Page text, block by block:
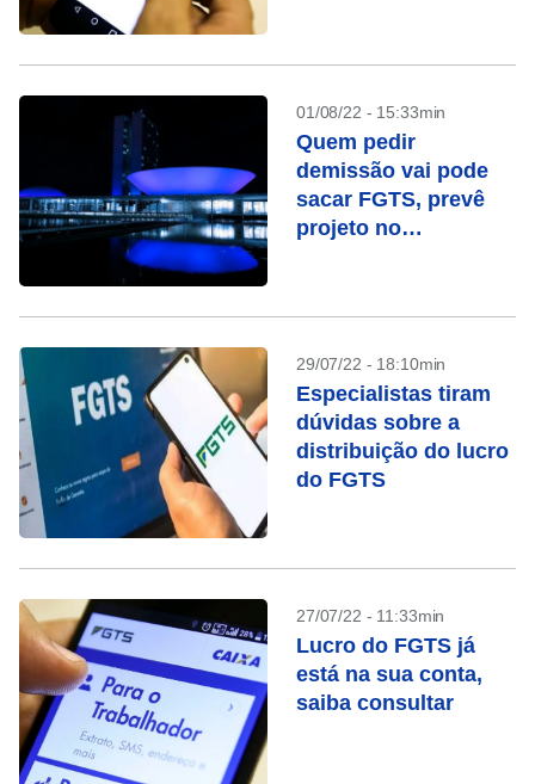
01/08/22 - 15:33min
Quem pedir
demissão vai pode
sacar FGTS, prevê
projeto no
29/07/22 - 18:10min
Especialistas tiram
dúvidas sobre a
distribuição do lucro
do FGTS
27/07/22 - 11:33min
Lucro do FGTS já
está na sua conta,
saiba consultar